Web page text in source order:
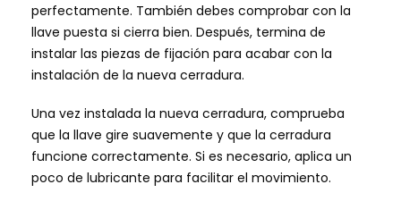
perfectamente. También debes comprobar con la
llave puesta si cierra bien. Después, termina de
instalar las piezas de fijación para acabar con la
instalación de la nueva cerradura.
Una vez instalada la nueva cerradura, comprueba
que la llave gire suavemente y que la cerradura
funcione correctamente. Si es necesario, aplica un
poco de lubricante para facilitar el movimiento.